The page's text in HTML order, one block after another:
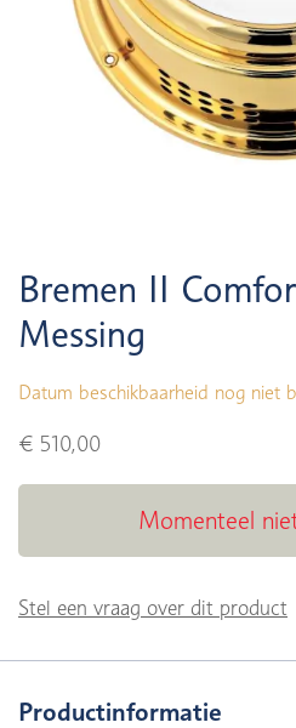
Bremen II
Messing
Datum beschikbaarheid nog niet
€ 510,00
Momenteel
Stel een vraag over dit product
Productinformatie